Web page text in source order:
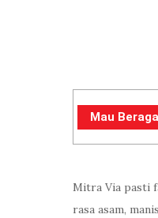
Mau
Mitra Via pasti
rasa asam,